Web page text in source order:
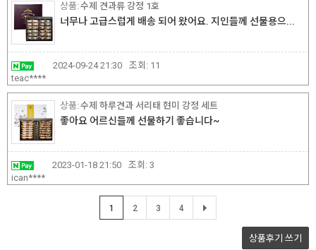
수제 견과류 강정 1호
너무나 고급스럽게 배송 되어 왔어요. 지인들께 선물용으...
teac****
2024-09-24 21:30 조회: 11
수제 하루견과 서리태 현미 강정 세트
좋아요 어르신들께 선물하기 좋습니다~
ican****
2023-01-18 21:50 조회: 3
1 2 3 4
상품후기 쓰기